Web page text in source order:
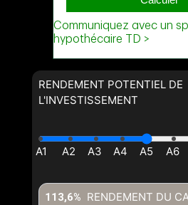
RENDEMENT POTENTIEL DE
L'INVESTISSEMENT
RENDEMENT DU
113,6%